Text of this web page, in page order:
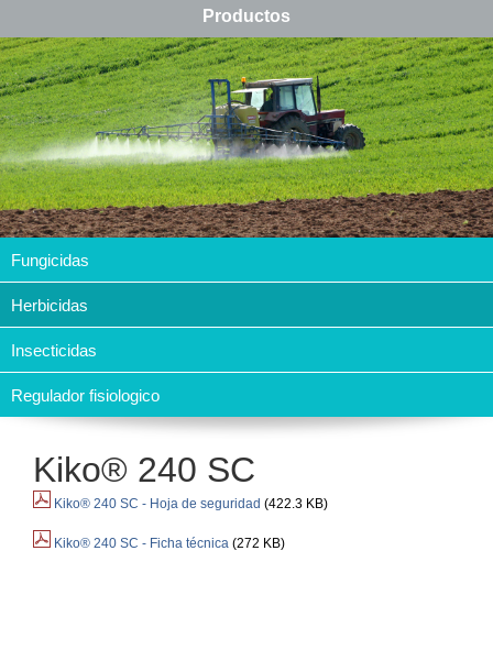
Productos
Fungicidas
Herbicidas
Insecticidas
Regulador fisiologico
Kiko® 240 SC
Kiko® 240 SC - Hoja de seguridad (422.3 KB)
Kiko® 240 SC - Ficha técnica (272 KB)